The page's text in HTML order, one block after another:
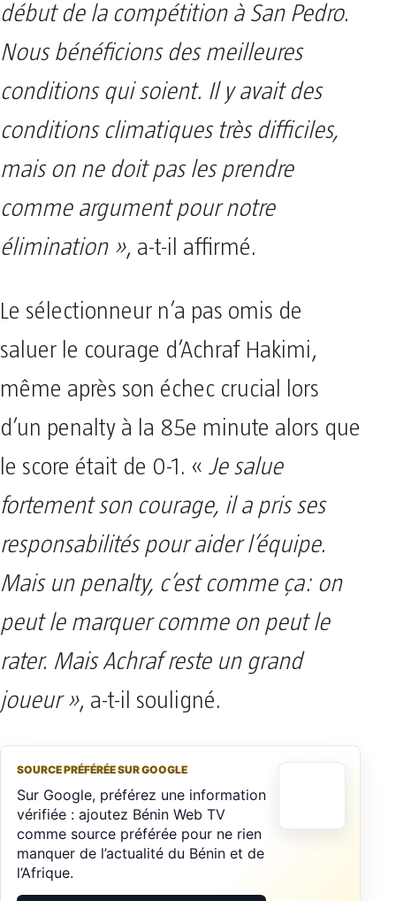
début de la compétition à San Pedro.
Nous bénéficions des meilleures
conditions qui soient. Il y avait des
conditions climatiques très difficiles,
mais on ne doit pas les prendre
comme argument pour notre
élimination », a-t-il affirmé.
Le sélectionneur n’a pas omis de
saluer le courage d’Achraf Hakimi,
même après son échec crucial lors
d’un penalty à la 85e minute alors que
le score était de 0-1. « Je salue
fortement son courage, il a pris ses
responsabilités pour aider l’équipe.
Mais un penalty, c’est comme ça: on
peut le marquer comme on peut le
rater. Mais Achraf reste un grand
joueur », a-t-il souligné.
SOURCE PRÉFÉRÉE SUR GOOGLE
Sur Google, préférez une information
vérifiée : ajoutez Bénin Web TV
comme source préférée pour ne rien
manquer de l’actualité du Bénin et de
l’Afrique.